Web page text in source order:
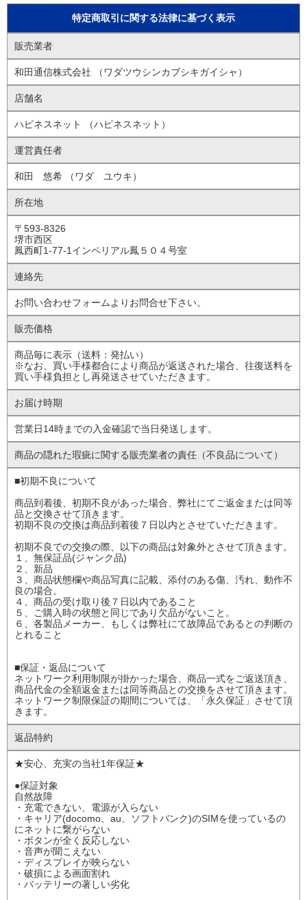
特定商取引に関する法律に基づく表示
販売業者
和田通信株式会社 （ワダツウシンカブシキガイシャ）
店舗名
ハピネスネット （ハピネスネット）
運営責任者
和田 悠希 （ワダ ユウキ）
所在地
〒593-8326
堺市西区
鳳西町1-77-1インペリアル鳳５０４号室
連絡先
お問い合わせフォームよりお問合せ下さい。
販売価格
商品毎に表示（送料：発払い）
※なお、買い手様都合により商品が返送された場合、往復送料を
買い手様負担とし再発送させていただきます。
お届け時期
営業日14時までの入金確認で当日発送します。
商品の隠れた瑕疵に関する販売業者の責任 （不良品について）
■初期不良について
商品到着後、初期不良があった場合、弊社にてご返金または同等
品と交換させて頂きます。
初期不良の交換は商品到着後７日以内とさせていただきます。
初期不良での交換の際、以下の商品は対象外とさせて頂きます。
１、無保証品(ジャンク品)
２、新品
３、商品状態欄や商品写真に記載、添付のある傷、汚れ、動作不
良の場合。
４、商品の受け取り後７日以内であること
５、ご購入時の状態と同じであり欠品がないこと。
６、各製品メーカー、もしくは弊社にて故障品であるとの判断の
とれること
■保証・返品について
ネットワーク利用制限が掛かった場合、商品一式をご返送頂き、
商品代金の全額返金または同等商品との交換をさせて頂きます。
ネットワーク制限保証の期間については、「永久保証」させて頂
きます。
返品特約
★安心、充実の当社1年保証★
●保証対象
自然故障
・充電できない、電源が入らない
・キャリア(docomo、au、ソフトバンク)のSIMを使っているの
にネットに繋がらない
・ボタンが全く反応しない
・音声が聞こえない
・ディスプレイが映らない
・破損による画面割れ
・バッテリーの著しい劣化